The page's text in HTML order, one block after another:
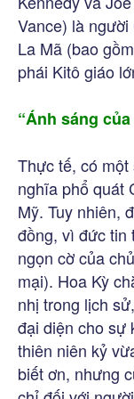
Vance) là
La Mã (bao
phái Kitô giáo
“Ánh sáng
Thực tế, có
nghĩa phổ quát
Mỹ. Tuy nhiên,
đồng, vì đức tin
ngọn cờ của
mại). Hoa Kỳ
nhị trong lịch
đại diện cho sự
thiên niên kỷ
biết ơn, nhưng